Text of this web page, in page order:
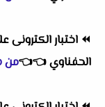
⏪ اختبار
الحفناوي👈
👈من